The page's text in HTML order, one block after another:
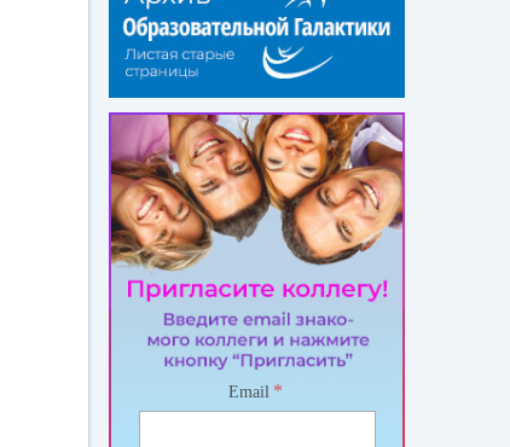
Email *